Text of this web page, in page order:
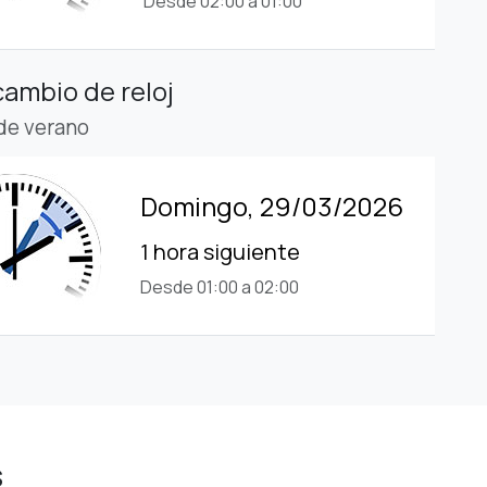
de reloj
verano
Domingo, 29/03/2026
1 hora siguiente
Desde 01:00 a 02:00